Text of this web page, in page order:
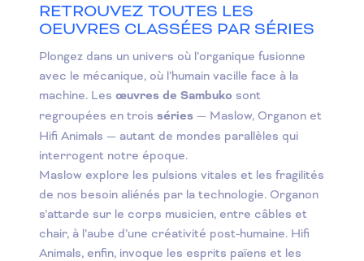
RETROUVEZ TOUTES LES
OEUVRES CLASSÉES PAR SÉRIES
Plongez dans un univers où l’organique fusionne
avec le mécanique, où l’humain vacille face à la
machine. Les œuvres de Sambuko sont
regroupées en trois séries — Maslow, Organon et
Hifi Animals — autant de mondes parallèles qui
interrogent notre époque.
Maslow explore les pulsions vitales et les fragilités
de nos besoin aliénés par la technologie. Organon
s’attarde sur le corps musicien, entre câbles et
chair, à l’aube d’une créativité post-humaine. Hifi
Animals, enfin, invoque les esprits païens et les